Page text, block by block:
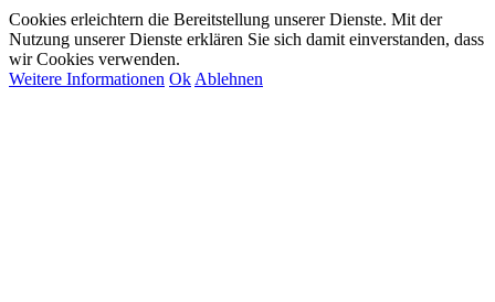
Cookies erleichtern die Bereitstellung unserer Dienste. Mit der
Nutzung unserer Dienste erklären Sie sich damit einverstanden, dass
wir Cookies verwenden.
Weitere Informationen OkAblehnen